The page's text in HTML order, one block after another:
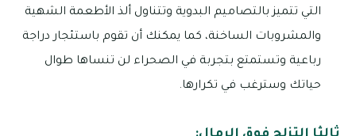
التي تتميز بالتصاميم البدوية وتتناول ألذ الأطعمة الشهية
والمشروبات الساخنة، كما يمكنك أن تقوم باستئجار دراجة
رباعية وتستمتع بتجربة في الصحراء لن تنساها طوال
حياتك وسترغب في تكرارها.